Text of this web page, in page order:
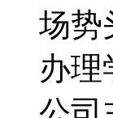
场势
办理